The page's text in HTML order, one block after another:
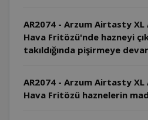
AR2074 - Arzum Airtasty XL
Hava Fritözü'nde hazneyi
takıldığında pişirmeye
AR2074 - Arzum Airtasty XL
Hava Fritözü haznelerin